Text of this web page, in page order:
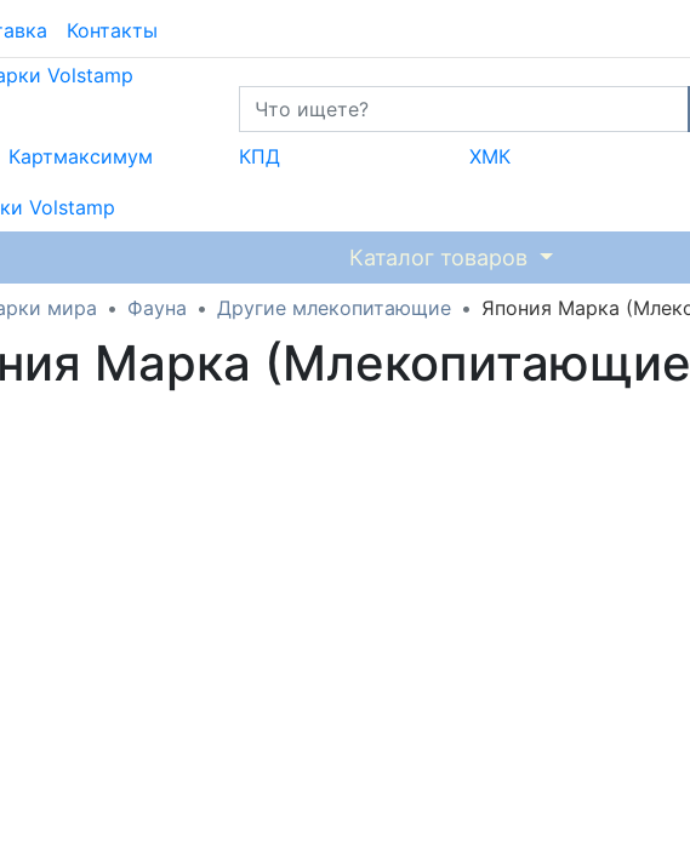
Контакты
Картмаксимум КПД ХМК
Каталог товаров
мира Фауна Другие млекопитающие Япония Марка
Марка